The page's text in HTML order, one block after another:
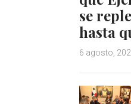
se
hasta
6 agosto,